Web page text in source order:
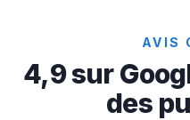
AVIS
4,9 sur
des